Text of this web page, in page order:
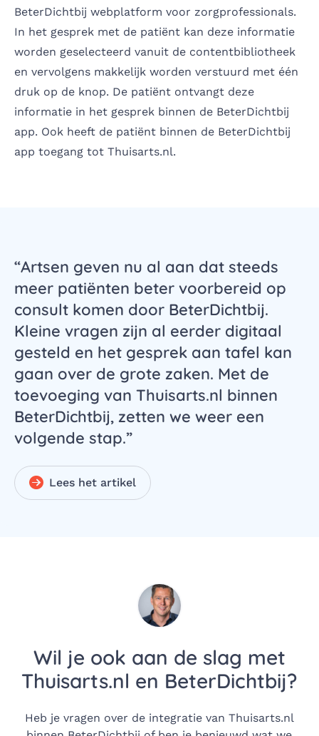
BeterDichtbij webplatform voor zorgprofessionals.
In het gesprek met de patiënt kan deze informatie
worden geselecteerd vanuit de contentbibliotheek
en vervolgens makkelijk worden verstuurd met één
druk op de knop. De patiënt ontvangt deze
informatie in het gesprek binnen de BeterDichtbij
app. Ook heeft de patiënt binnen de BeterDichtbij
app toegang tot Thuisarts.nl.
Artsen geven nu al aan dat steeds
meer patiënten beter voorbereid op
consult komen door BeterDichtbij.
Kleine vragen zijn al eerder digitaal
gesteld en het gesprek aan tafel kan
gaan over de grote zaken. Met de
toevoeging van Thuisarts.nl binnen
BeterDichtbij, zetten we weer een
volgende stap.
Lees het artikel
Wil je ook aan de slag met
Thuisarts.nl en BeterDichtbij?
Heb je vragen over de integratie van Thuisarts.nl